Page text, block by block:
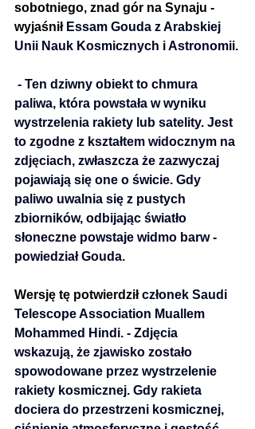
sobotniego, znad gór na Synaju -
wyjaśnił Essam Gouda z Arabskiej
Unii Nauk Kosmicznych i Astronomii.
paliwa, która powstała w wyniku
wystrzelenia rakiety lub satelity. Jest
to zgodne z kształtem widocznym na
zdjęciach, zwłaszcza że zazwyczaj
pojawiają się one o świcie. Gdy
paliwo uwalnia się z pustych
zbiorników, odbijając światło
słoneczne powstaje widmo barw -
powiedział Gouda.
Wersję tę potwierdził członek Saudi
Telescope Association Muallem
Mohammed Hindi. - Zdjęcia
wskazują, że zjawisko zostało
spowodowane przez wystrzelenie
rakiety kosmicznej. Gdy rakieta
dociera do przestrzeni kosmicznej,